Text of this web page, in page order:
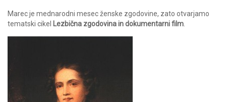
Marec je mednarodni mesec ženske zgodovine, zato otvarjamo
tematski cikel Lezbična zgodovina in dokumentarni film